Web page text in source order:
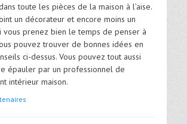
toute les pièces de la maison à l’aise.
un décorateur et encore moins un
vous prenez bien le temps de penser à
pouvez trouver de bonnes idées en
ci-dessus. Vous pouvez tout aussi
épauler par un professionnel de
intérieur maison.